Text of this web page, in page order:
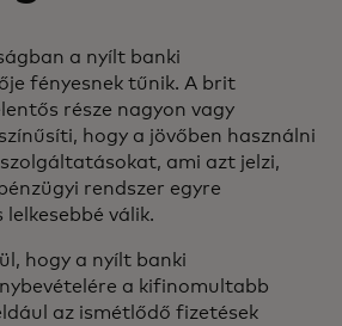
a nyílt banki
fényesnek tűnik. A brit
része nagyon vagy
hogy a jövőben használni
ami azt jelzi,
rendszer egyre
válik.
hogy a nyílt banki
a kifinomultabb
az ismétlődő fizetések